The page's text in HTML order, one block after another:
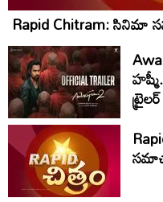
Rapid Chitram: సినిమా
హష్మీ.. ఆకట్టుకుంటున్న
ట్రైలర్